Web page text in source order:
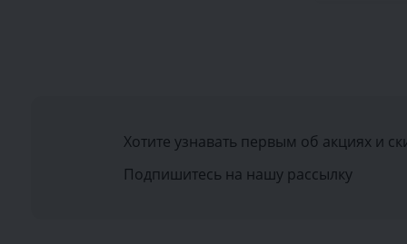
Хотите узнавать первым об акциях и
Подпишитесь на нашу рассылку